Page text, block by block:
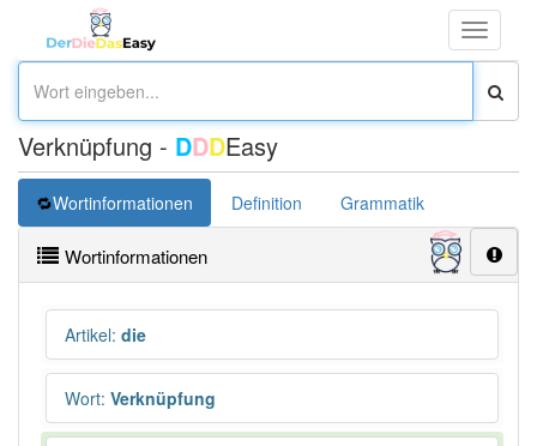
Toggle
Verknüpfung - DDDEasy
Wortinformationen Definition Grammatik
Wortinformationen
Artikel: die
Wort: Verknüpfung